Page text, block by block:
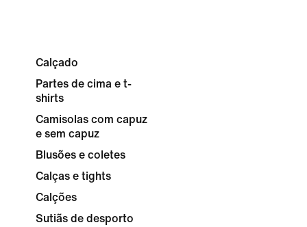
Calçado
Partes de cima e t-
shirts
Camisolas com capuz
e sem capuz
Blusões e coletes
Calças e tights
Calções
Sutiãs de desporto